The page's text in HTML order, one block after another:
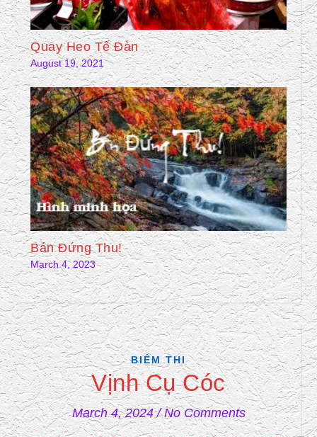
Quay Heo Tế Đàn
August 19, 2021
Bán Đứng Thu!
March 4, 2023
BIẾM THI
Vịnh Cụ Cóc
March 4, 2024 / No Comments